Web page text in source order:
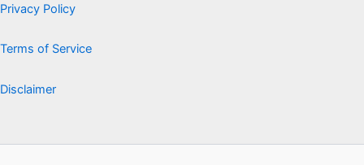
Privacy Policy
Terms of Service
Disclaimer